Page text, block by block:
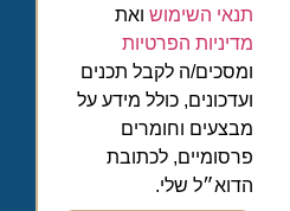
תנאי השימוש ואת
מדיניות הפרטיות
ומסכים/ה לקבל תכנים
ועדכונים, כולל מידע על
מבצעים וחומרים
פרסומיים, לכתובת
הדוא״ל שלי.